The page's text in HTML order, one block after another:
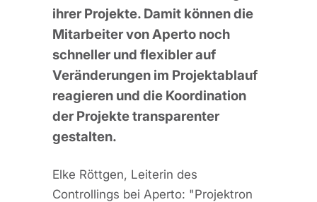
ihrer Projekte. Damit können die
Mitarbeiter von Aperto noch
schneller und flexibler auf
Veränderungen im Projektablauf
reagieren und die Koordination
der Projekte transparenter
gestalten.
Elke Röttgen, Leiterin des
Controllings bei Aperto: "Projektron